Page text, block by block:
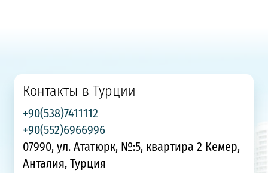
Контакты в Турции
+90(538)7411112
+90(552)6966996
07990, ул. Ататюрк, №:5, квартира 2 Кемер,
Анталия, Турция